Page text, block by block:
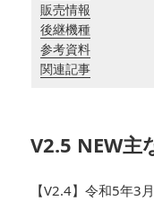
販売情報
後継機種
参考資料
関連記事
V2.5 NEW主
【V2.4】令和5年3